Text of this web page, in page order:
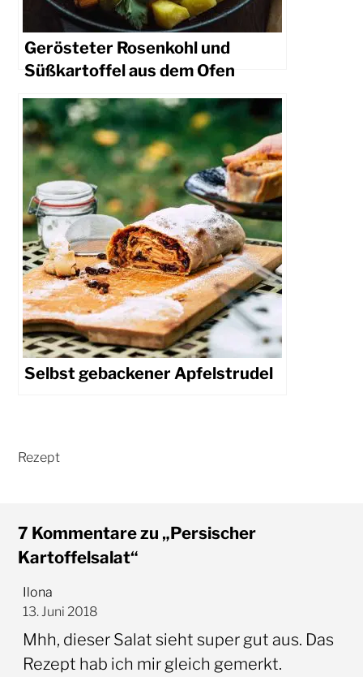
Gerösteter Rosenkohl und
Süßkartoffel aus dem Ofen
Selbst gebackener Apfelstrudel
7 Kommentare zu „Persischer
Kartoffelsalat“
Ilona
13. Juni 2018
Mhh, dieser Salat sieht super gut aus. Das
Rezept hab ich mir gleich gemerkt.